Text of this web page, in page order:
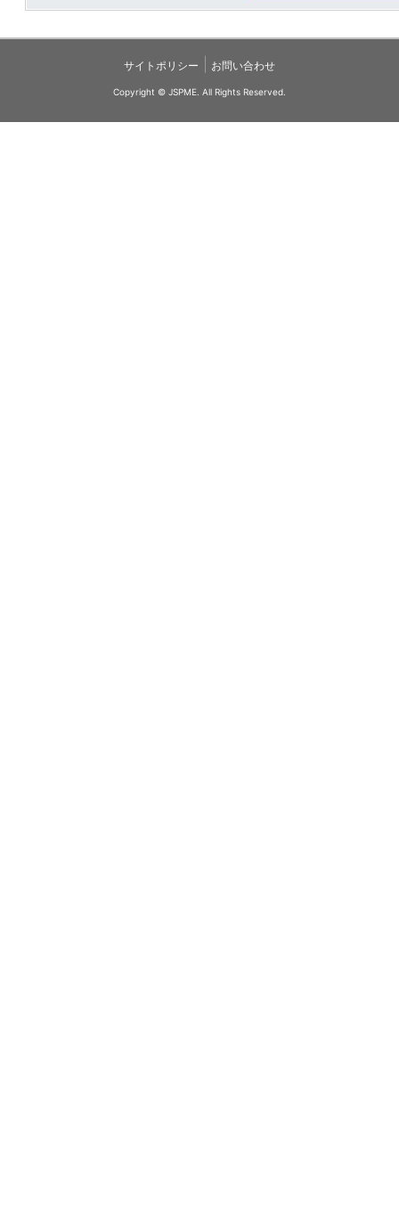
サイトポリシー お問い合わせ
Copyright © JSPME. All Rights Reserved.